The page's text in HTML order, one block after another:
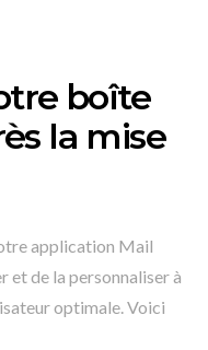
boîte
la mise
application Mail
et de la personnaliser à
optimale. Voici